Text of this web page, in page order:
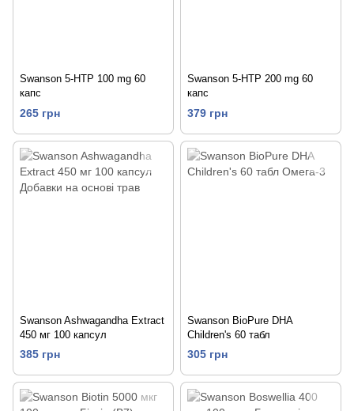
Swanson 5-HTP 100 mg 60
капс
265 грн
Swanson 5-HTP 200 mg 60
капс
379 грн
Swanson Ashwagandha Extract
450 мг 100 капсул
385 грн
Swanson BioPure DHA
Children's 60 табл
305 грн